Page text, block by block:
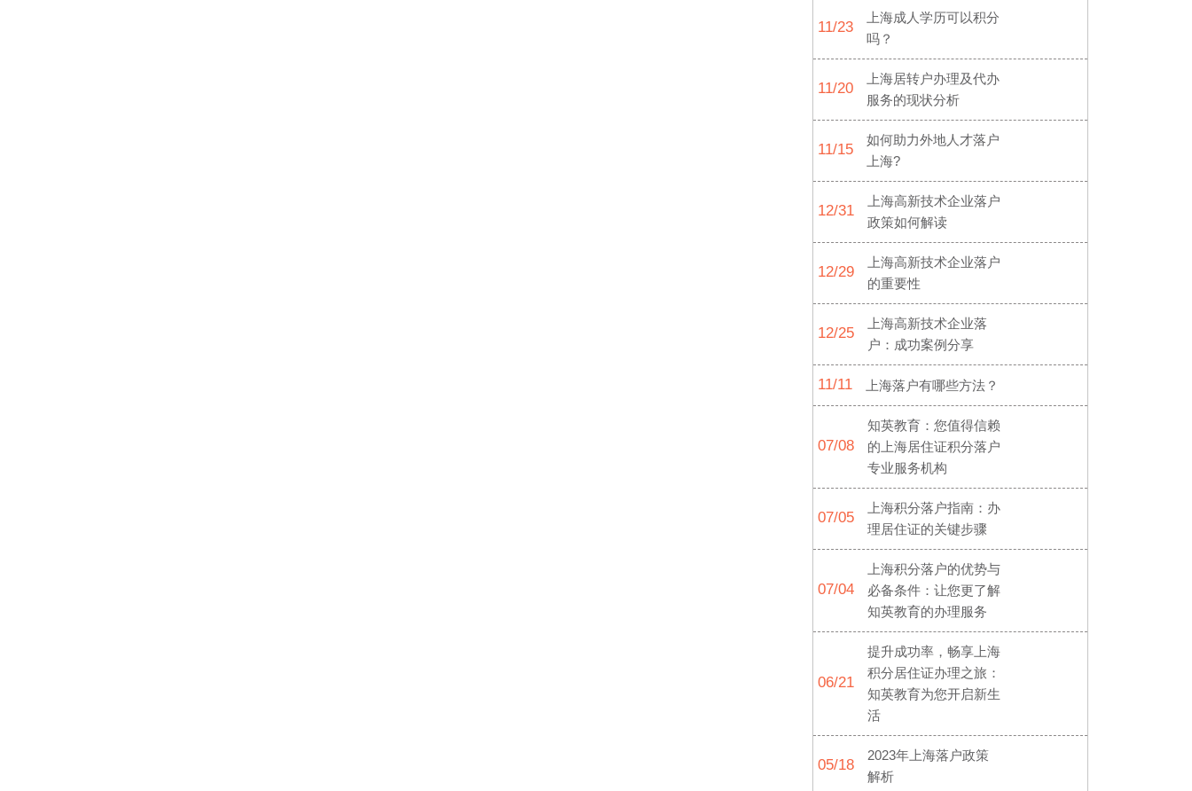
11/23
上海成人学历可以积分
吗？
11/20
上海居转户办理及代办
服务的现状分析
11/15
如何助力外地人才落户
上海?
12/31
上海高新技术企业落户
政策如何解读
12/29
上海高新技术企业落户
的重要性
12/25
上海高新技术企业落
户：成功案例分享
11/11 上海落户有哪些方法？
07/08
知英教育：您值得信赖
的上海居住证积分落户
专业服务机构
07/05
上海积分落户指南：办
理居住证的关键步骤
07/04
上海积分落户的优势与
必备条件：让您更了解
知英教育的办理服务
06/21
提升成功率，畅享上海
积分居住证办理之旅：
知英教育为您开启新生
活
05/18
2023年上海落户政策
解析